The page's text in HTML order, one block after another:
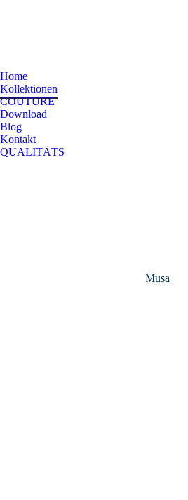
Home
Kollektionen
COUTURE
Download
Blog
Kontakt
QUALITÄTS
Musa